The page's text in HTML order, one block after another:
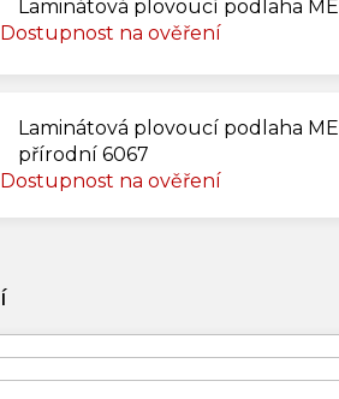
Laminátová plovoucí podlaha
Dostupnost na ověření
Laminátová plovoucí podlaha
přírodní 6067
Dostupnost na ověření